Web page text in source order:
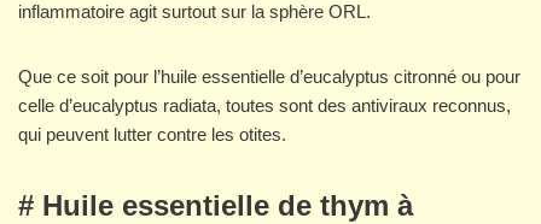
inflammatoire agit surtout sur la sphère ORL.
Que ce soit pour l’huile essentielle d’eucalyptus citronné ou pour
celle d’eucalyptus radiata, toutes sont des antiviraux reconnus,
qui peuvent lutter contre les otites.
# Huile essentielle de thym à